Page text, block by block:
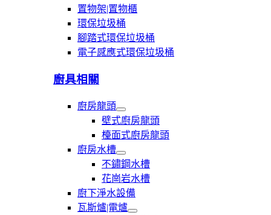
置物架|置物櫃
環保垃圾桶
腳踏式環保垃圾桶
電子感應式環保垃圾桶
廚具相關
廚房龍頭
展
開
廚
房
龍
頭
壁式廚房龍頭
檯面式廚房龍頭
廚房水槽
展
開
廚
房
水
不鏽鋼水槽
花崗岩水槽
廚下淨水設備
瓦斯爐|電爐